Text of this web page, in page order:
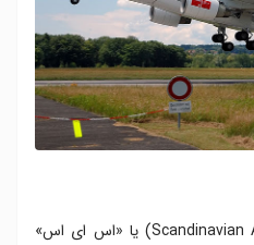
هواپیمایی اسکاندیناوی (Scandinavian Airlines) یا «اس ای اس»